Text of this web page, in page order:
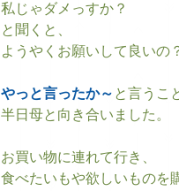
私じゃダメっすか？
と聞くと、
ようやくお願いして良いの
やっと言ったか～ と言うこ
半日母と向き合いました。
お買い物に連れて行き、
食べたいもや欲しいものを